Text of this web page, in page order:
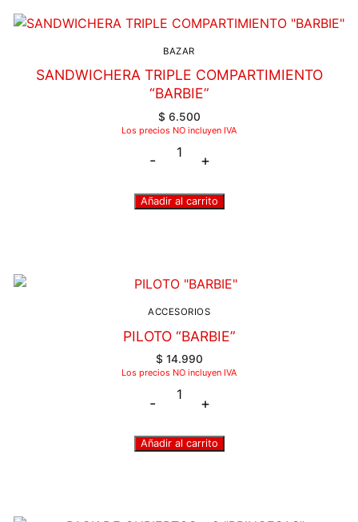
BAZAR
SANDWICHERA TRIPLE COMPARTIMIENTO
“BARBIE”
$ 6.500
Los precios NO incluyen IVA
- +
Añadir al carrito
ACCESORIOS
PILOTO “BARBIE”
$ 14.990
Los precios NO incluyen IVA
- +
Añadir al carrito